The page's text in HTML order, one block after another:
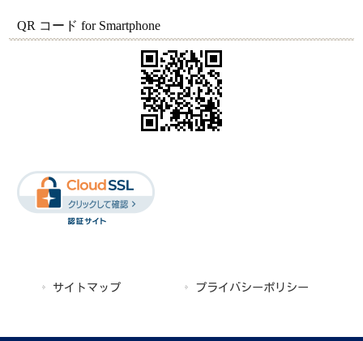
QR コード for Smartphone
サイトマップ プライバシーポリシー